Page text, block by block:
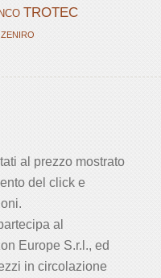
TROTEC
ZENIRO
al prezzo mostrato
del click e
al
Europe S.r.l., ed
in circolazione